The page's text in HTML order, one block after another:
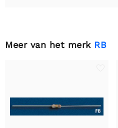
Meer van het merk RB